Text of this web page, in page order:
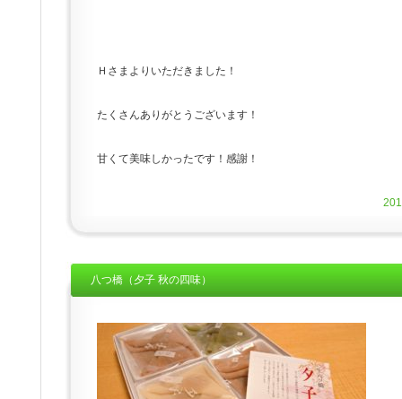
Ｈさまよりいただきました！
たくさんありがとうございます！
甘くて美味しかったです！感謝！
八つ橋（夕子 秋の四味）